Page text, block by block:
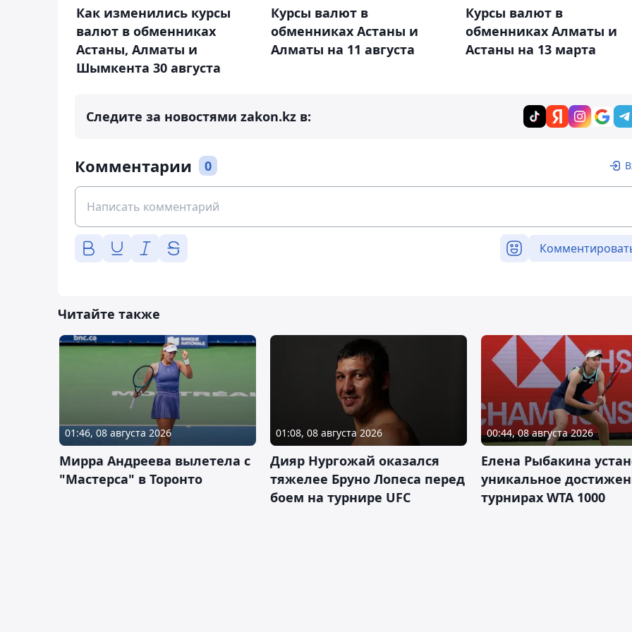
Как изменились курсы
валют в обменниках
Астаны, Алматы и
Шымкента 30 августа
Курсы валют в
обменниках Астаны и
Алматы на 11 августа
Курсы валют в
обменниках Алматы и
Астаны на 13 марта
Следите за новостями zakon.kz в:
Комментарии 0
Читайте также
01:46, 08 августа 2026
Мирра Андреева вылетела с
"Мастерса" в Торонто
01:08, 08 августа 2026
Дияр Нургожай оказался
тяжелее Бруно Лопеса перед
боем на турнире UFC
00:44, 08 августа 2026
Елена Рыбакина
уникальное
турнирах WTA 1000